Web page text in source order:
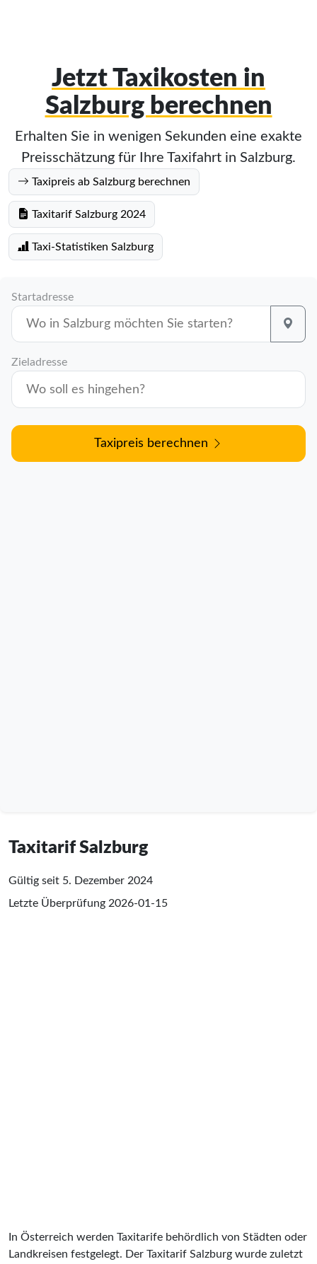
Jetzt Taxikosten in
Salzburg berechnen
Erhalten Sie in wenigen Sekunden eine exakte
Preisschätzung für Ihre Taxifahrt in Salzburg.
Taxipreis ab Salzburg berechnen
Taxitarif Salzburg 2024
Taxi-Statistiken Salzburg
Startadresse
Zieladresse
Taxipreis berechnen
Taxitarif Salzburg
Gültig seit 5. Dezember 2024
Letzte Überprüfung 2026-01-15
In Österreich werden Taxitarife behördlich von Städten oder
Landkreisen festgelegt. Der Taxitarif Salzburg wurde zuletzt